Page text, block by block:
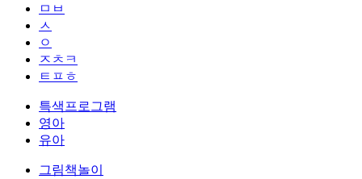
ㅁㅂ
ㅅ
ㅇ
ㅈㅊㅋ
ㅌㅍㅎ
특색프로그램
영아
유아
그림책놀이